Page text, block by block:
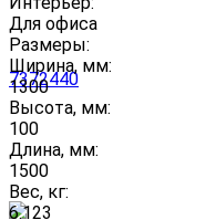
Для офиса
Размеры:
Ширина, мм:
1300
Высота, мм:
100
Длина, мм:
1500
Вес, кг:
6.123